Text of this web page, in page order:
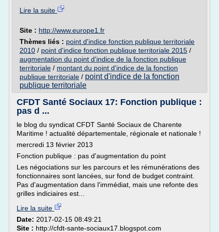
Lire la suite
Site : http://www.europe1.fr
Thèmes liés : point d'indice fonction publique territoriale
2010 / point d'indice fonction publique territoriale 2015 /
augmentation du point d'indice de la fonction publique
territoriale / montant du point d'indice de la fonction
publique territoriale / point d'indice de la fonction
publique territoriale
CFDT Santé Sociaux 17: Fonction publique :
pas d ...
le blog du syndicat CFDT Santé Sociaux de Charente
Maritime ! actualité départementale, régionale et nationale !
mercredi 13 février 2013
Fonction publique : pas d'augmentation du point
Les négociations sur les parcours et les rémunérations des
fonctionnaires sont lancées, sur fond de budget contraint.
Pas d'augmentation dans l'immédiat, mais une refonte des
grilles indiciaires est...
Lire la suite
Date: 2017-02-15 08:49:21
Site : http://cfdt-sante-sociaux17.blogspot.com